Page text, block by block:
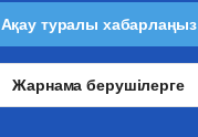
Ақау туралы хабарлаңыз
Жарнама берушілерге